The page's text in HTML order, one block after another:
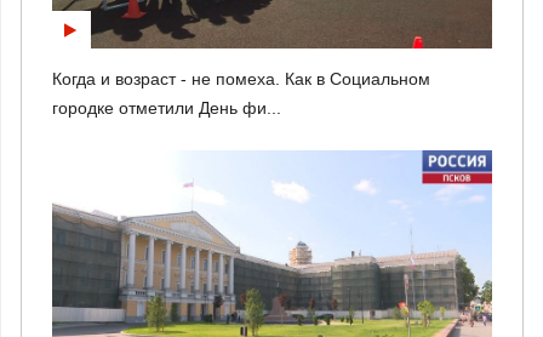
Когда и возраст - не помеха. Как в Социальном
городке отметили День фи...